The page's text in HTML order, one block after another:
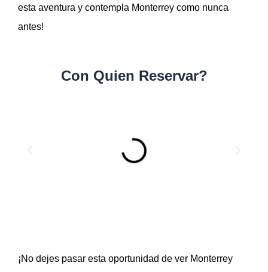
esta aventura y contempla Monterrey como nunca
antes!
Con Quien Reservar?
¡No dejes pasar esta oportunidad de ver Monterrey